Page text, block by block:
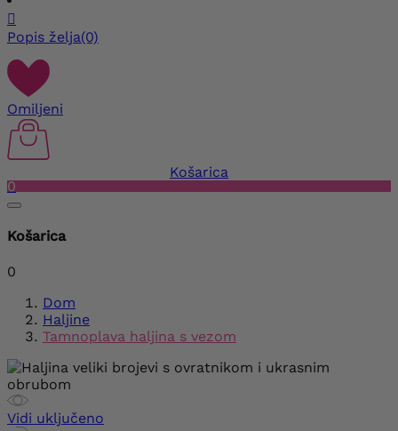

Popis želja(0)
Omiljeni
Košarica
0
Košarica
0
Dom
Haljine
Tamnoplava haljina s vezom
Vidi uključeno